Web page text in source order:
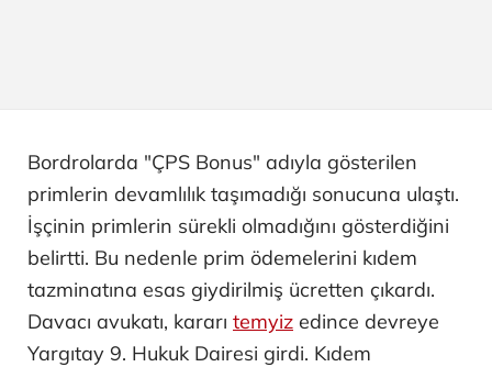
Bordrolarda "ÇPS Bonus" adıyla gösterilen
primlerin devamlılık taşımadığı sonucuna ulaştı.
İşçinin primlerin sürekli olmadığını gösterdiğini
belirtti. Bu nedenle prim ödemelerini kıdem
tazminatına esas giydirilmiş ücretten çıkardı.
Davacı avukatı, kararı temyiz edince devreye
Yargıtay 9. Hukuk Dairesi girdi. Kıdem